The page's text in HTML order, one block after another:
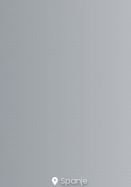
Spanje